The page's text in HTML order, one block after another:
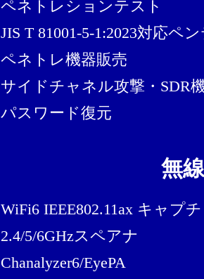
ペネトレションテスト
JIS T 81001-5-1:2023対応ペ
ペネトレ機器販売
サイドチャネル攻撃・SDR
パスワード復元
無
WiFi6 IEEE802.11ax キャプ
2.4/5/6GHzスペアナ
Chanalyzer6/EyePA